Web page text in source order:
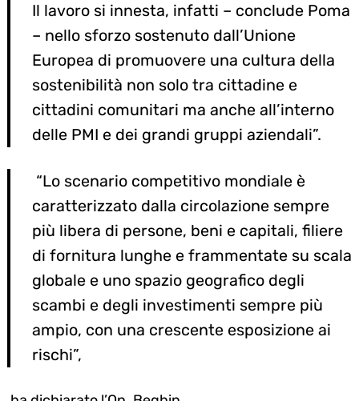
Il lavoro si innesta, infatti – conclude Poma
– nello sforzo sostenuto dall’Unione
Europea di promuovere una cultura della
sostenibilità non solo tra cittadine e
cittadini comunitari ma anche all’interno
delle PMI e dei grandi gruppi aziendali”.
“Lo scenario competitivo mondiale è
caratterizzato dalla circolazione sempre
più libera di persone, beni e capitali, filiere
di fornitura lunghe e frammentate su scala
globale e uno spazio geografico degli
scambi e degli investimenti sempre più
ampio, con una crescente esposizione ai
rischi”,